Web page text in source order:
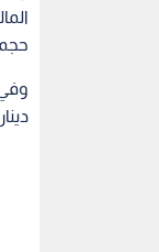
حجمها إلى 49.3